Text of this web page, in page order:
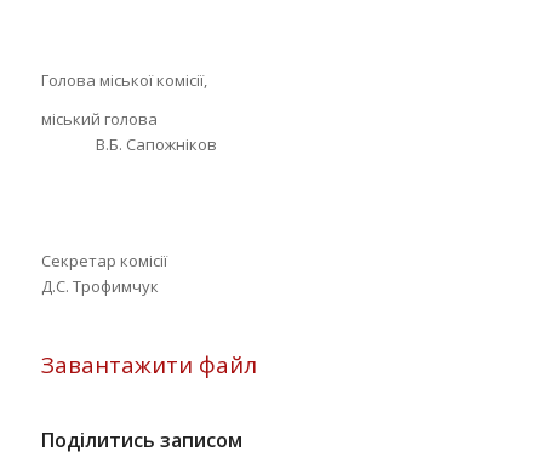
Голова міської комісії,
міський голова
В.Б. Сапожніков
Секретар комісії
Д.С. Трофимчук
Завантажити файл
Поділитись записом